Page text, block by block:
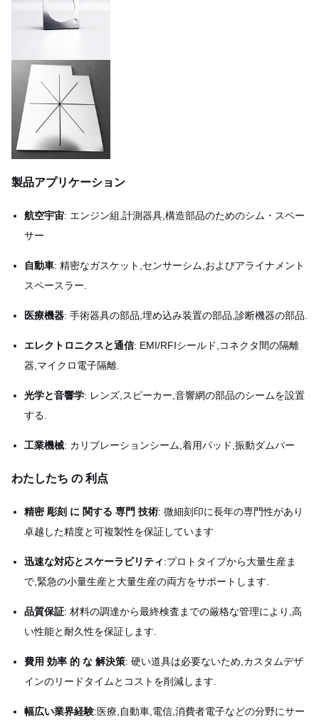
製品アプリケーション
航空宇宙: エンジン組,計測器具,構造部品のためのシム・スペー
サー
自動車: 精密なガスケット,センサーシム,およびアライナメント
スペースラー.
医療機器: 手術器具の部品,埋め込み装置の部品,診断機器の部品.
エレクトロニクスと通信: EMI/RFIシールド,コネクタ間の隔離
器,マイクロ電子隔離.
光学と音響学: レンズ,スピーカー,音響網の部品のシームを設置
する.
工業機械: カリブレーションシーム,着用パッド,振動ダムパー
わたしたち の 利点
精密 彫刻 に 関する 専門 技術: 微細刻印に長年の専門性があり
卓越した精度と可複製性を保証しています
迅速な対応とスケーラビリティ:プロトタイプから大量生産ま
で,緊急の小量生産と大量生産の両方をサポートします.
品質保証: 材料の調達から最終検査までの厳格な管理により,高
い性能と耐久性を保証します.
費用 効率 的 な 解決策: 硬い道具は必要ないため,カスタムデザ
インのリードタイムとコストを削減します.
幅広い業界経験:医療,自動車,電信,消費者電子などの分野にサー